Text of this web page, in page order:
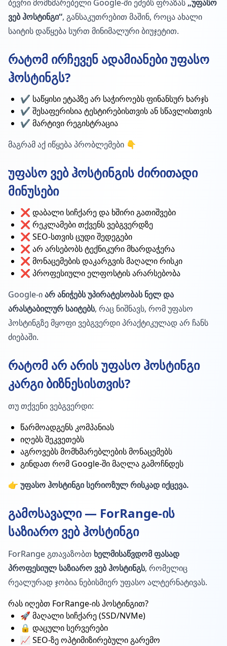
ბევრი მომხმარებელი Google-ში ეძებს ფრაზას „უფასო
ვებ ჰოსტინგი“, განსაკუთრებით მაშინ, როცა ახალი
საიტის დაწყება სურთ მინიმალური ბიუჯეტით.
რატომ ირჩევენ ადამიანები უფასო
ჰოსტინგს?
✔️ საწყისი ეტაპზე არ საჭიროებს ფინანსურ ხარჯს
✔️ შესაფერისია ტესტირებისთვის ან სწავლისთვის
✔️ მარტივი რეგისტრაცია
მაგრამ აქ იწყება პრობლემები 👇
უფასო ვებ ჰოსტინგის ძირითადი
მინუსები
❌ დაბალი სიჩქარე და ხშირი გათიშვები
❌ რეკლამები თქვენს ვებგვერდზე
❌ SEO-სთვის ცუდი შედეგები
❌ არ არსებობს ტექნიკური მხარდაჭერა
❌ მონაცემების დაკარგვის მაღალი რისკი
❌ პროფესიული ელფოსტის არარსებობა
Google-იარ ანიჭებს უპირატესობას ნელ და
არასტაბილურ საიტებს, რაც ნიშნავს, რომ უფასო
ჰოსტინგზე მყოფი ვებგვერდი პრაქტიკულად არ ჩანს
ძიებაში.
რატომ არ არის უფასო ჰოსტინგი
კარგი ბიზნესისთვის?
თუ თქვენი ვებგვერდი:
წარმოადგენს კომპანიას
იღებს შეკვეთებს
აგროვებს მომხმარებლების მონაცემებს
გინდათ რომ Google-ში მაღლა გამოჩნდეს
👉 უფასო ჰოსტინგი სერიოზულ რისკად იქცევა.
გამოსავალი — ForRange-ის
საზიარო ვებ ჰოსტინგი
ForRange გთავაზობთ ხელმისაწვდომ ფასად
პროფესიულ საზიარო ვებ ჰოსტინგს, რომელიც
რეალურად ჯობია ნებისმიერ უფასო ალტერნატივას.
რას იღებთ ForRange-ის ჰოსტინგით?
🚀 მაღალი სიჩქარე (SSD/NVMe)
🔒 დაცული სერვერები
📈 SEO-ზე ოპტიმიზირებული გარემო